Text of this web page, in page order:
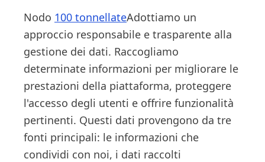
Nodo 100 tonnellateAdottiamo un
approccio responsabile e trasparente alla
gestione dei dati. Raccogliamo
determinate informazioni per migliorare le
prestazioni della piattaforma, proteggere
l'accesso degli utenti e offrire funzionalità
pertinenti. Questi dati provengono da tre
fonti principali: le informazioni che
condividi con noi, i dati raccolti